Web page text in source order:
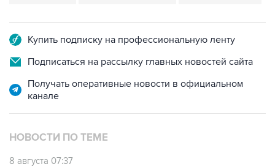
Купить подписку на профессиональную ленту
Подписаться на рассылку главных новостей сайта
Получать оперативные новости в официальном
канале
НОВОСТИ ПО ТЕМЕ
8 августа 07:37